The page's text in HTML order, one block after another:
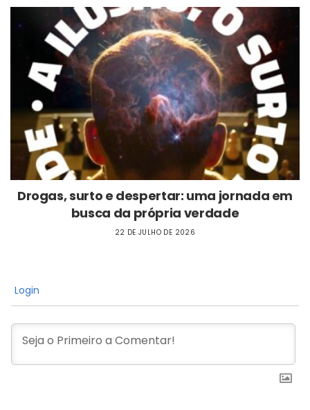
Drogas, surto e despertar: uma jornada em
busca da própria verdade
22 DE JULHO DE 2026
Login